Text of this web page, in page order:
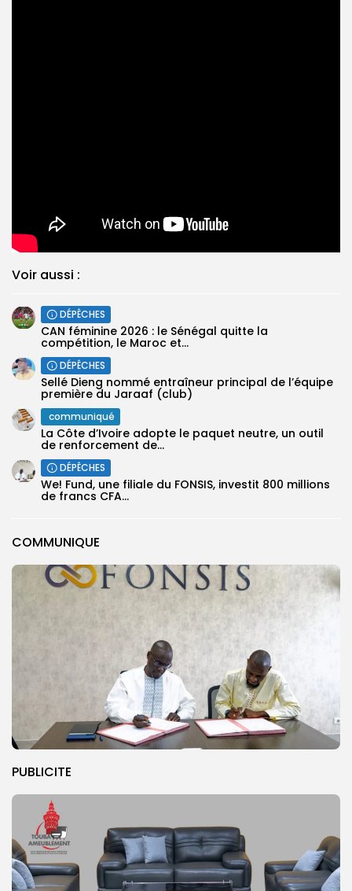
COMMUNIQUE
PUBLICITE
Voir aussi :
DÉPÊCHES
‎CAN féminine 2026 : le Sénégal quitte la
compétition, le Maroc et...
DÉPÊCHES
Sellé Dieng nommé entraîneur principal de l’équipe
première ‎du Jaraaf (club)
communiqué
La Côte d’Ivoire adopte le paquet neutre, un outil
de renforcement de...
DÉPÊCHES
We! Fund, une filiale du FONSIS, investit 800 millions
de francs CFA...